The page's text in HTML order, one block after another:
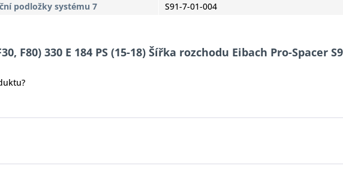
podložky systému 7
S91-7-01-004
F80) 330 E 184 PS (15-18) Šířka rozchodu Eibach Pro-Spacer